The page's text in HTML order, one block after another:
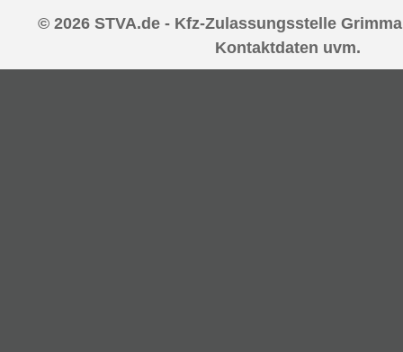
© 2026 STVA.de - Kfz-Zulassungsstelle
Kontaktdaten uvm.